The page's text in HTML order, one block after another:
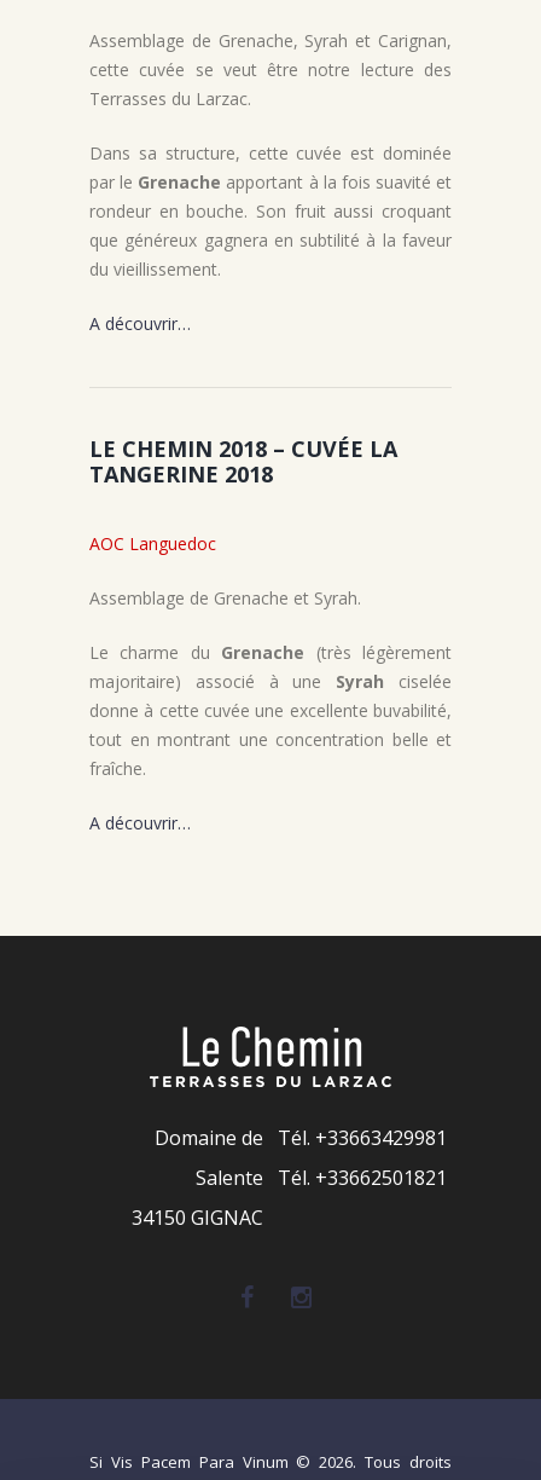
Assemblage de Grenache, Syrah et Carignan,
cette cuvée se veut être notre lecture des
Terrasses du Larzac.
Dans sa structure, cette cuvée est dominée
par le Grenache apportant à la fois suavité et
rondeur en bouche. Son fruit aussi croquant
que généreux gagnera en subtilité à la faveur
du vieillissement.
A découvrir…
LE CHEMIN 2018 – CUVÉE LA
TANGERINE 2018
AOC Languedoc
Assemblage de Grenache et Syrah.
Le charme du Grenache (très légèrement
majoritaire) associé à une Syrah ciselée
donne à cette cuvée une excellente buvabilité,
tout en montrant une concentration belle et
fraîche.
A découvrir…
Tél. +33663429981
Tél. +33662501821
Domaine de
Salente
34150 GIGNAC
Si Vis Pacem Para Vinum © 2026. Tous droits